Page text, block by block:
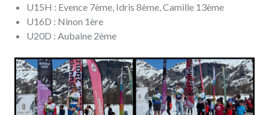
U15H : Evence 7ème, Idris 8ème, Camille 13ème
U16D : Ninon 1ère
U20D : Aubaine 2ème